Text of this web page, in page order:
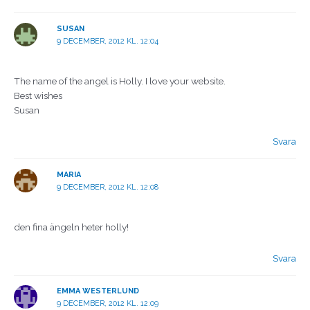
SUSAN
9 DECEMBER, 2012 KL. 12:04
The name of the angel is Holly. I love your website.
Best wishes
Susan
Svara
MARIA
9 DECEMBER, 2012 KL. 12:08
den fina ängeln heter holly!
Svara
EMMA WESTERLUND
9 DECEMBER, 2012 KL. 12:09